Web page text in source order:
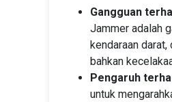
Gangguan
Jammer adalah
kendaraan
bahkan
Pengaruh
untuk